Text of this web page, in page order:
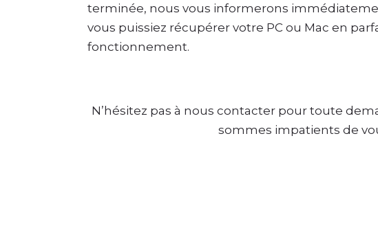
terminée, nous vous informerons
vous puissiez récupérer votre PC ou Mac en
fonctionnement.
N’hésitez pas à nous contacter pour toute
sommes impatients de